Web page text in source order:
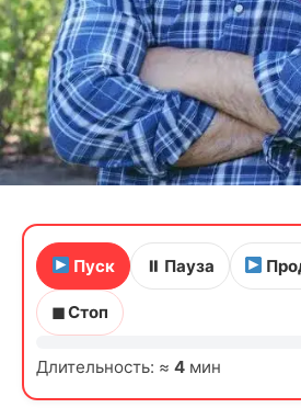
Пуск ⏸ Пауза
◼ Стоп
Длительность: ≈4 мин